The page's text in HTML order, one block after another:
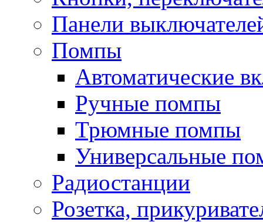
Панели
Помпы
Автоматические
Ручные помпы
Трюмные помпы
Универсальные
Радиостанции
Розетка,